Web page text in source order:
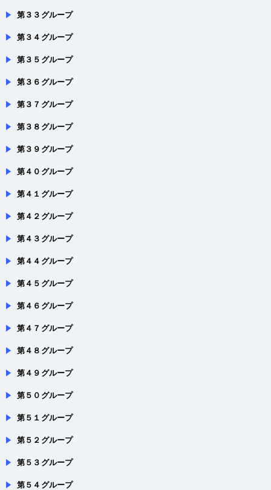
第３４グループ
第３５グループ
第３６グループ
第３７グループ
第３８グループ
第３９グループ
第４０グループ
第４１グループ
第４２グループ
第４３グループ
第４４グループ
第４５グループ
第４６グループ
第４７グループ
第４８グループ
第４９グループ
第５０グループ
第５１グループ
第５２グループ
第５３グループ
第５４グループ
第５５グループ